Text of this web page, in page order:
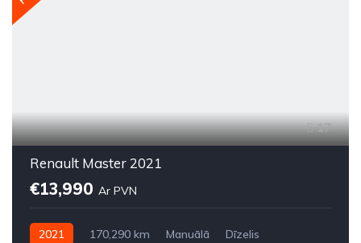
17
Renault Master 2021
€13,990 Ar PVN
2021 170,290 km Manuālā
Dīzelis